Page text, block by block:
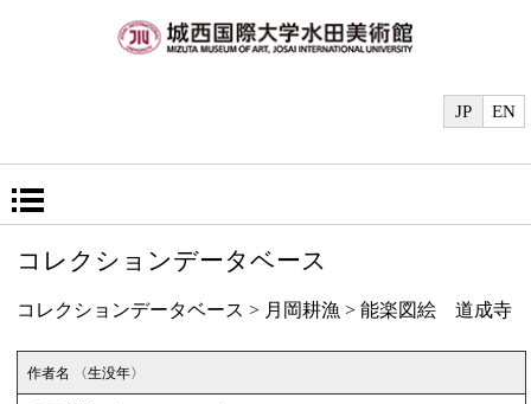
EN
JP
コレクションデータベース
コレクションデータベース > 月岡耕漁 > 能楽図絵 道成寺
作者名 〈生没年〉